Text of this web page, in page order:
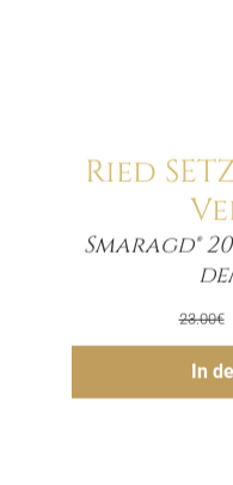
Ried
Smaragd®
23.00€
In